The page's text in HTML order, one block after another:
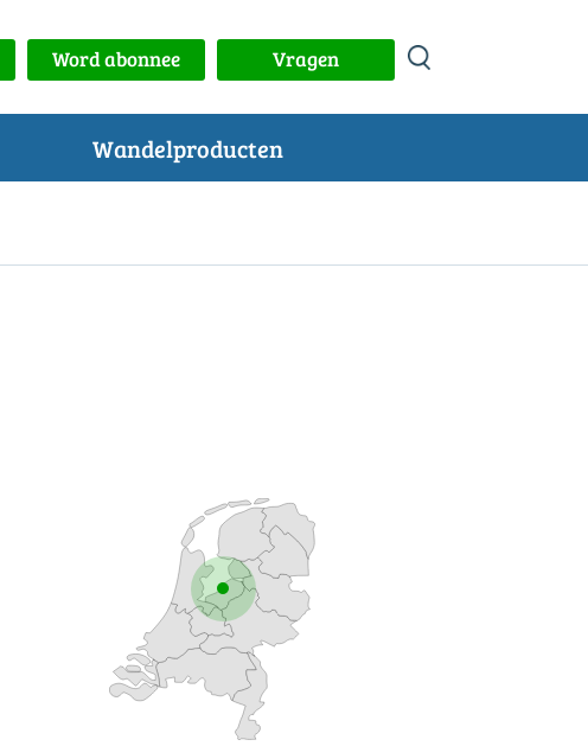
Word abonnee Vragen
Wandelproducten